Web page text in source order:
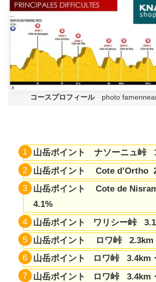
コースプロフィールphoto
山岳ポイント ナソーニュ峠
山岳ポイント Cote d’Ortho
山岳ポイント Cote de
4.1%
山岳ポイント ワリシー峠
山岳ポイント ロワ峠 2.3km
山岳ポイント ロワ峠 3.4km
山岳ポイント ロワ峠 3.4km